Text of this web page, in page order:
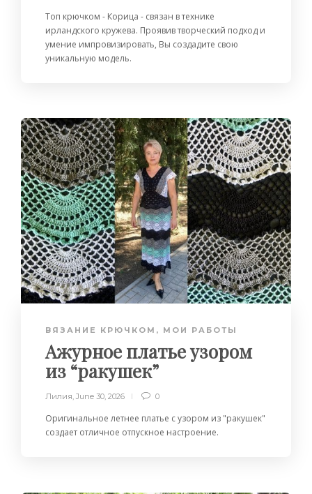
Топ крючком - Корица - связан в технике
ирландского кружева. Проявив творческий подход и
умение импровизировать, Вы создадите свою
уникальную модель.
ВЯЗАНИЕ КРЮЧКОМ , МОИ РАБОТЫ
Ажурное платье узором
из “ракушек”
Лилия, June 30, 2026 0
Оригинальное летнее платье с узором из "ракушек"
создает отличное отпускное настроение.